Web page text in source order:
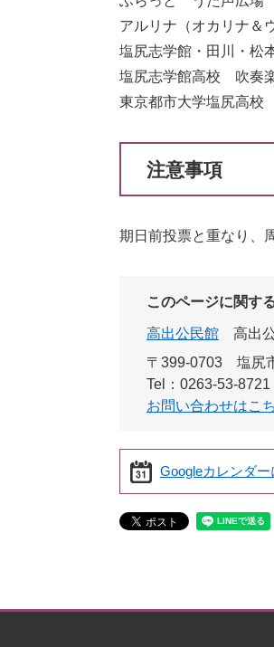
アルリナ（オカリナ＆
塩尻志学館・田川・松
塩尻志学館高校 吹奏
東京都市大学塩尻高
注意事項
期日前投票と重なり、
このページに関す
高出公民館
高出
〒399-0703
塩尻
Tel：0263-53-8721
お問い合わせはこ
Googleカレンダー